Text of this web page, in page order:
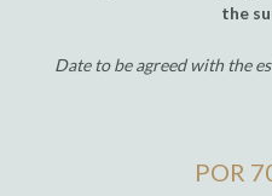
the
Date to be agreed with the
POR